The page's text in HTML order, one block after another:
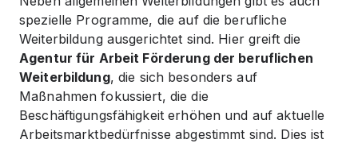
spezielle Programme, die auf die berufliche
Weiterbildung ausgerichtet sind. Hier greift die
Agentur für Arbeit Förderung der beruflichen
Weiterbildung, die sich besonders auf
Maßnahmen fokussiert, die die
Beschäftigungsfähigkeit erhöhen und auf aktuelle
Arbeitsmarktbedürfnisse abgestimmt sind. Dies ist